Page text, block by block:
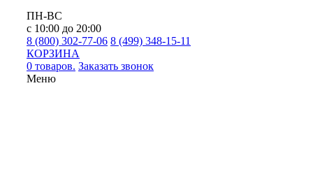
ПН-ВС
с 10:00 до 20:00
8 (800) 302-77-06 8 (499) 348-15-11
КОРЗИНА
0 товаров. Заказать звонок
Меню